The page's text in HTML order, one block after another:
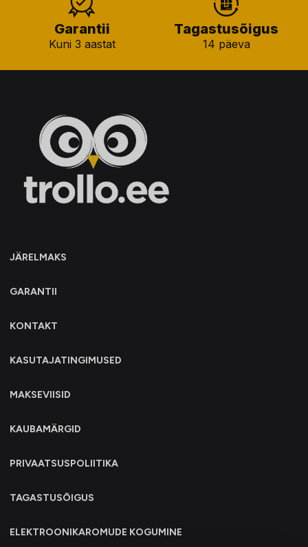
Garantii
Kuni 3 aastat
Tagastusõigus
14 päeva
JÄRELMAKS
GARANTII
KONTAKT
KASUTAJATINGIMUSED
MAKSEVIISID
KAUBAMÄRGID
PRIVAATSUSPOLIITIKA
TAGASTUSÕIGUS
ELEKTROONIKAROMUDE KOGUMINE